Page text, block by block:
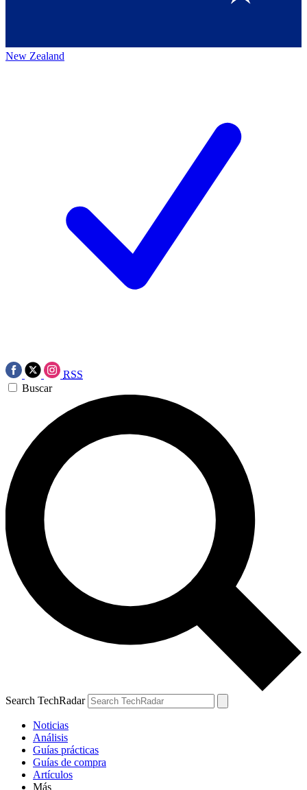
New Zealand
RSS
Buscar
Search TechRadar
Noticias
Análisis
Guías prácticas
Guías de compra
Artículos
Más